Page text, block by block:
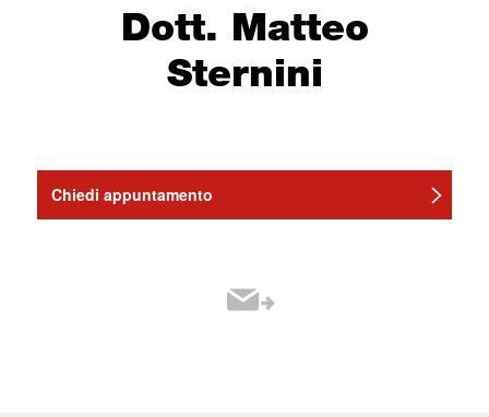
Dott. Matteo
Sternini
Chiedi appuntamento